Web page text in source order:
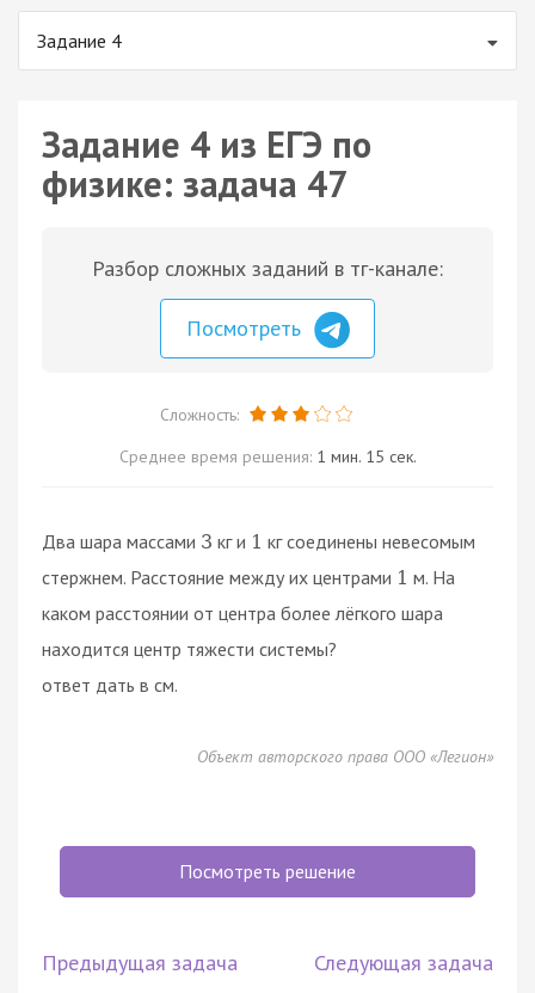
Задание 4
Задание 4 из ЕГЭ по
физике: задача 47
Разбор сложных заданий в тг-канале:
Посмотреть
Сложность:
Среднее время решения: 1 мин. 15 сек.
Два шара массами 3 кг и 1 кг соединены невесомым
стержнем. Расстояние между их центрами 1 м. На
каком расстоянии от центра более лёгкого шара
находится центр тяжести системы?
ответ дать в см.
Объект авторского права ООО «Легион»
Посмотреть решение
Предыдущая задача Следующая задача